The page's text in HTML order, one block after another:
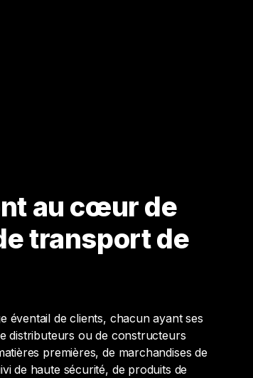
au cœur de
transport de
éventail de clients, chacun ayant ses
distributeurs ou de constructeurs
premières, de marchandises de
de haute sécurité, de produits de